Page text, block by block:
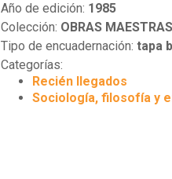
Año de edición: 1985
Colección: OBRAS MAESTRAS
Tipo de encuadernación:tapa
Categorías:
Recién llegados
Sociología, filosofía y